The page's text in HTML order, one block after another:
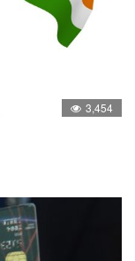
3,454